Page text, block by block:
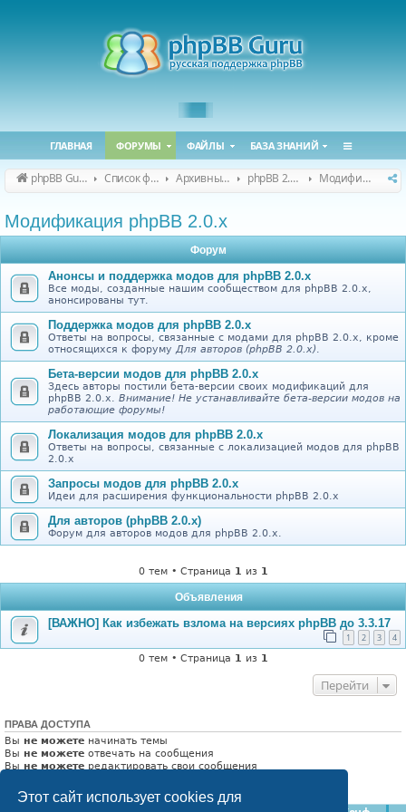
Этот сайт использует cookies для
ГЛАВНАЯ ФОРУМЫ ФАЙЛЫ БАЗА ЗНАНИЙ
phpBB Guru Список форумов Архивные форумы phpBB 2.0.x (архив) Модификация phpBB 2.0.x
Модификация phpBB 2.0.x
Форум
Анонсы и поддержка модов для phpBB 2.0.x
Все моды, созданные нашим сообществом для phpBB 2.0.x,
анонсированы тут.
Поддержка модов для phpBB 2.0.x
Ответы на вопросы, связанные с модами для phpBB 2.0.x, кроме
относящихся к форуму Для авторов (phpBB 2.0.x).
Бета-версии модов для phpBB 2.0.x
Здесь авторы постили бета-версии своих модификаций для
phpBB 2.0.x. Внимание! Не устанавливайте бета-версии модов на
работающие форумы!
Локализация модов для phpBB 2.0.x
Ответы на вопросы, связанные с локализацией модов для phpBB
2.0.x
Запросы модов для phpBB 2.0.x
Идеи для расширения функциональности phpBB 2.0.x
Для авторов (phpBB 2.0.x)
Форум для авторов модов для phpBB 2.0.x.
0 тем • Страница 1 из 1
Объявления
[ВАЖНО] Как избежать взлома на версиях phpBB до 3.3.17
1 2 3
4
0 тем • Страница 1 из 1
Перейти
ПРАВА ДОСТУПА
Вы не можете начинать темы
Вы не можете отвечать на сообщения
Вы не можете редактировать свои сообщения
Выне можете добавлять вложения